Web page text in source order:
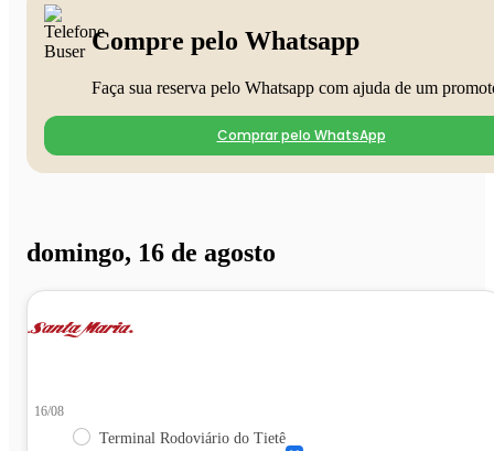
Compre pelo Whatsapp
Faça sua reserva pelo Whatsapp com ajuda de um
Comprar pelo WhatsApp
domingo, 16 de agosto
16/08
Terminal Rodoviário do Tietê